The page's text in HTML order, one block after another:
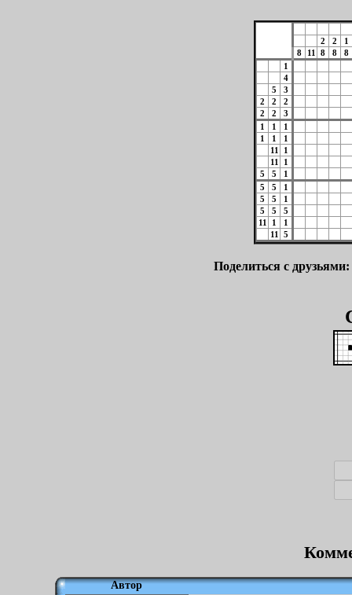
2 2
1
8
11 8 8
8
1
4
5
3
2
2
2
2
2
3
1
1
1
1
1
1
11
1
11
1
5
5
1
5
5
1
5
5
1
5
5
5
11
1
1
11
5
Поделиться с друзьями:
Автор